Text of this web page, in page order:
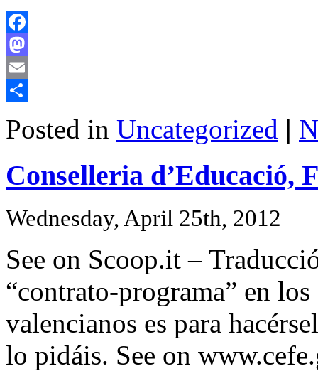
Facebook
Mastodon
Email
Posted in Uncategorized |
Conselleria d’Educació,
Wednesday, April 25th, 2012
See on Scoop.it –
“contrato-programa” en
valencianos es para
lo pidáis. See on